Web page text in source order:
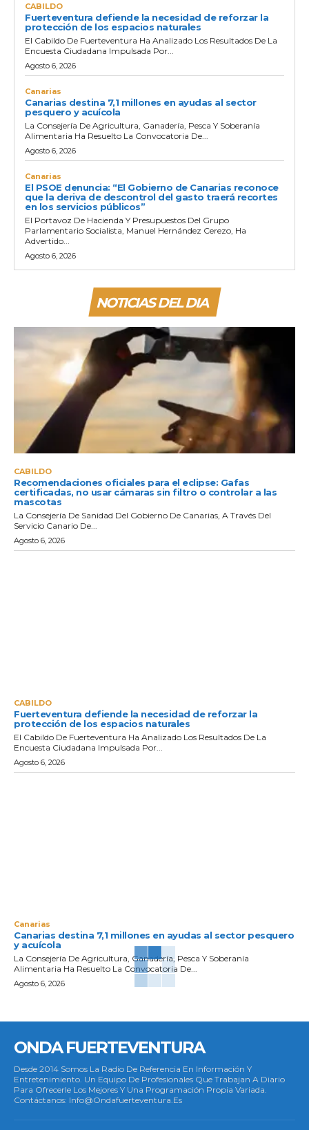
CABILDO
Fuerteventura defiende la necesidad de reforzar la
protección de los espacios naturales
El Cabildo De Fuerteventura Ha Analizado Los Resultados De La
Encuesta Ciudadana Impulsada Por...
Agosto 6, 2026
Canarias
Canarias destina 7,1 millones en ayudas al sector
pesquero y acuícola
La Consejería De Agricultura, Ganadería, Pesca Y Soberanía
Alimentaria Ha Resuelto La Convocatoria De...
Agosto 6, 2026
Canarias
El PSOE denuncia: “El Gobierno de Canarias reconoce
que la deriva de descontrol del gasto traerá recortes
en los servicios públicos”
El Portavoz De Hacienda Y Presupuestos Del Grupo
Parlamentario Socialista, Manuel Hernández Cerezo, Ha
Advertido...
Agosto 6, 2026
NOTICIAS DEL DIA
CABILDO
Recomendaciones oficiales para el eclipse: Gafas
certificadas, no usar cámaras sin filtro o controlar a las
mascotas
La Consejería De Sanidad Del Gobierno De Canarias, A Través Del
Servicio Canario De...
Agosto 6, 2026
CABILDO
Fuerteventura defiende la necesidad de reforzar la
protección de los espacios naturales
El Cabildo De Fuerteventura Ha Analizado Los Resultados De La
Encuesta Ciudadana Impulsada Por...
Agosto 6, 2026
Canarias
Canarias destina 7,1 millones en ayudas al sector pesquero
y acuícola
La Consejería De Agricultura, Ganadería, Pesca Y Soberanía
Alimentaria Ha Resuelto La Convocatoria De...
Agosto 6, 2026
ONDA FUERTEVENTURA
Desde 2014 Somos La Radio De Referencia En Información Y
Entretenimiento. Un Equipo De Profesionales Que Trabajan A Diario
Para Ofrecerle Los Mejores Y Una Programación Propia Variada.
Contáctanos: Info@ondafuerteventura.es